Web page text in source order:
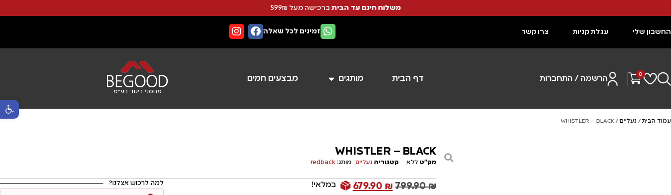
פתח
משלוח חינם עד הבית ברכישה מעל 599₪
החשבון שלי עגלת קניות צרו קשר זמינים לכל שאלה
0
הרשמה / התחברות דף הבית מותגים מבצעים חמים
מחסני ביגוד בע"מ
עמוד הבית / נעליים / WHISTLER – BLACK
WHISTLER – BLACK
מק"טללא קטגוריה נעליים מותג: redback
799.90₪
679.90 ₪
במלאי!
למה לרכוש אצלנו?